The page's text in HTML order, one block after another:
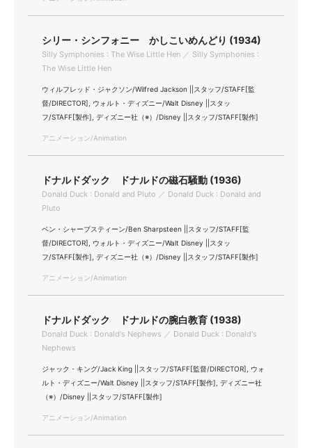
シリー・シンフォニー かしこいめんどり (1934)
Silly Symphonies : The Wise Little Hen ／ Silly Symphonies :
The Wise Little Hen
ウィルフレッド・ジャクソン/Wilfred Jackson ||スタッフ/STAFF[監
督/DIRECTOR], ウォルト・ディズニー/Walt Disney ||スタッ
フ/STAFF[製作], ディズニー社（※）/Disney ||スタッフ/STAFF[製作]
アニメーション/Animation
ドナルドダック ドナルドの磁石騒動 (1936)
Donald Duck : Donald and Pluto ／ Donald Duck : Donald and
Pluto
ベン・シャープスティーン/Ben Sharpsteen ||スタッフ/STAFF[監
督/DIRECTOR], ウォルト・ディズニー/Walt Disney ||スタッ
フ/STAFF[製作], ディズニー社（※）/Disney ||スタッフ/STAFF[製作]
アニメーション/Animation
ドナルドダック ドナルドの腕白教育 (1938)
Donald Duck : Donald's Nephews ／ Donald Duck : Donald's
Nephews
ジャック・キング/Jack King ||スタッフ/STAFF[監督/DIRECTOR], ウォ
ルト・ディズニー/Walt Disney ||スタッフ/STAFF[製作], ディズニー社
（※）/Disney ||スタッフ/STAFF[製作]
アニメーション/Animation